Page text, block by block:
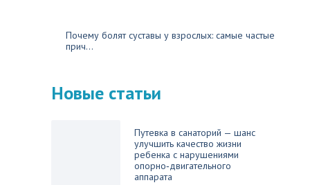
Почему болят суставы у взрослых: самые частые
прич...
Новые статьи
Путевка в санаторий — шанс
улучшить качество жизни
ребенка с нарушениями
опорно‑двигательного
аппарата